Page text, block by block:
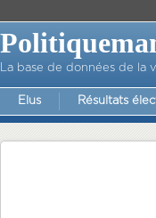
La base de données de la
Elus Résultats